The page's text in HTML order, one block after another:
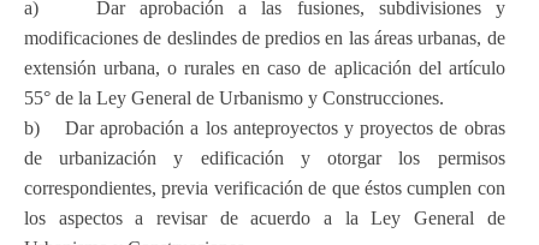
a) Dar aprobación a las fusiones, subdivisiones y
modificaciones de deslindes de predios en las áreas urbanas, de
extensión urbana, o rurales en caso de aplicación del artículo
55° de la Ley General de Urbanismo y Construcciones.
b) Dar aprobación a los anteproyectos y proyectos de obras
de urbanización y edificación y otorgar los permisos
correspondientes, previa verificación de que éstos cumplen con
los aspectos a revisar de acuerdo a la Ley General de